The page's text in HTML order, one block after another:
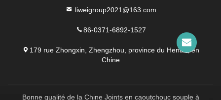
liweigroup2021@163.com
86-0371-6892-1527
179 rue Zhongxin, Zhengzhou, province du Henan, en
Chine
Bonne qualité de la Chine Joints en caoutchouc souple à